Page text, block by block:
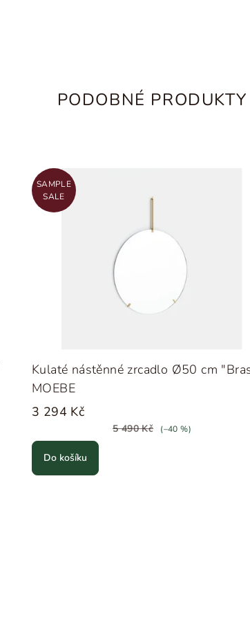
PODOBNÉ PRODUKTY
SAMPLE
SALE
Kulaté nástěnné zrcadlo Ø50 cm
MOEBE
3 294 Kč
5 490 Kč (–40 %)
Do košíku